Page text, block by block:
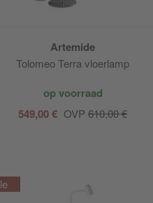
Artemide
Tolomeo Terra vloerlamp
op voorraad
549,00 € OVP610,00 €